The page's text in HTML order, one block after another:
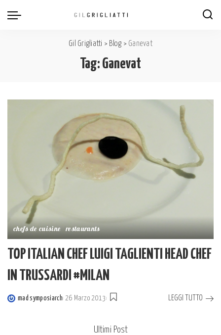
Gil Grigliatti > Blog > Ganevat
Tag: Ganevat
chefs de cuisine restaurants
TOP ITALIAN CHEF LUIGI TAGLIENTI HEAD CHEF
IN TRUSSARDI #MILAN
Posted
mad symposiarch 26 Marzo 2013 LEGGI TUTTO
Ultimi Post